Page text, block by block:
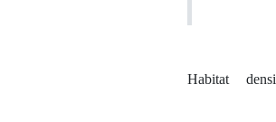
Habitat